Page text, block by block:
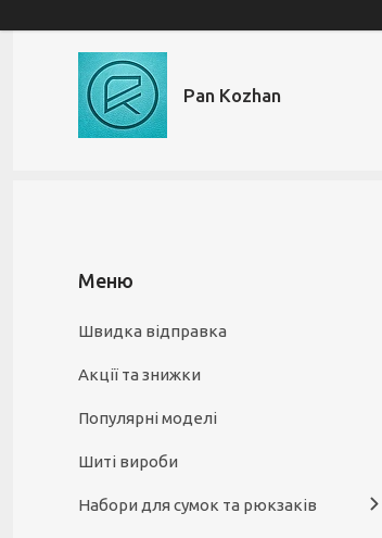
Pan Kozhan
Швидка відправка
Акції та знижки
Популярні моделі
Шиті вироби
Набори для сумок та рюкзаків